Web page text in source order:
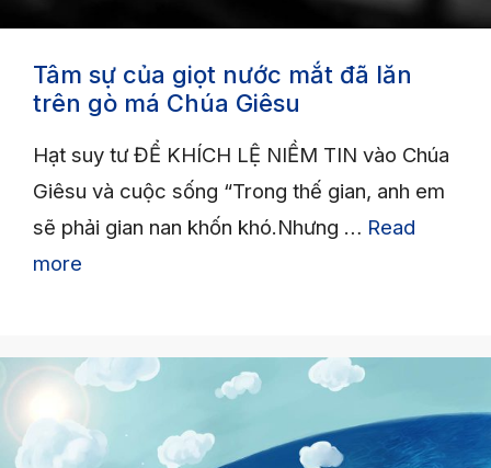
Tâm sự của giọt nước mắt đã lăn
trên gò má Chúa Giêsu
Hạt suy tư ĐỂ KHÍCH LỆ NIỀM TIN vào Chúa
Giêsu và cuộc sống “Trong thế gian, anh em
sẽ phải gian nan khốn khó.Nhưng … Read
more